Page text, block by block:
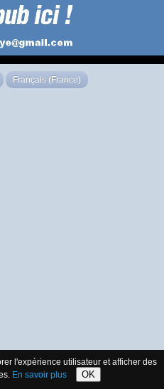
Français (France)
l'expérience utilisateur et afficher des
En savoir plus OK